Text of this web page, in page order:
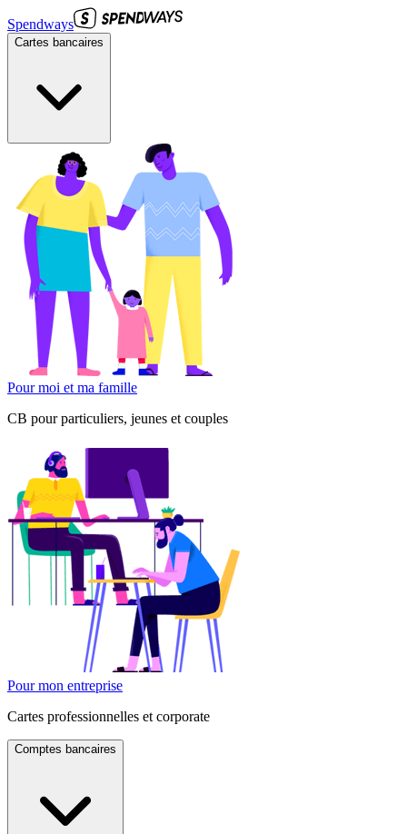
Spendways
Cartes bancaires
Pour moi et ma famille
CB pour particuliers, jeunes et couples
Pour mon entreprise
Cartes professionnelles et corporate
Comptes bancaires